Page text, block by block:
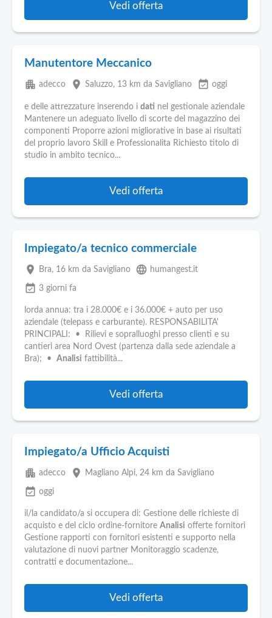
Vedi offerta
Manutentore Meccanico
apartment adecco place Saluzzo, 13 km da Savigliano event_available oggi
e delle attrezzature inserendo i dati nel gestionale aziendale
Mantenere un adeguato livello di scorte del magazzino dei
componenti Proporre azioni migliorative in base ai risultati
del proprio lavoro Skill e Professionalita Richiesto titolo di
studio in ambito tecnico...
Vedi offerta
Impiegato/a tecnico commerciale
place Bra, 16 km da Savigliano language humangest.it
event_available 3 giorni fa
lorda annua: tra i 28.000€ e i 36.000€ + auto per uso
aziendale (telepass e carburante). RESPONSABILITA'
PRINCIPALI: • Rilievi e sopralluoghi presso clienti e su
cantieri area Nord Ovest (partenza dalla sede aziendale a
Bra); • Analisi fattibilità...
Vedi offerta
Impiegato/a Ufficio Acquisti
apartment adecco place Magliano Alpi, 24 km da Savigliano
event_available oggi
il/la candidato/a si occupera di: Gestione delle richieste di
acquisto e del ciclo ordine-fornitore Analisi offerte fornitori
Gestione rapporti con fornitori esistenti e supporto nella
valutazione di nuovi partner Monitoraggio scadenze,
contratti e documentazione...
Vedi offerta